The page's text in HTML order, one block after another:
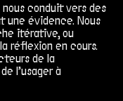
conduit vers des
une évidence. Nous
itérative, ou
réflexion en cours.
de la
l’usager à